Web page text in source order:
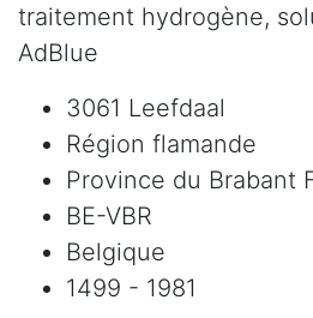
traitement hydrogène,
AdBlue
3061 Leefdaal
Région flamande
Province du Brabant
BE-VBR
Belgique
1499 - 1981